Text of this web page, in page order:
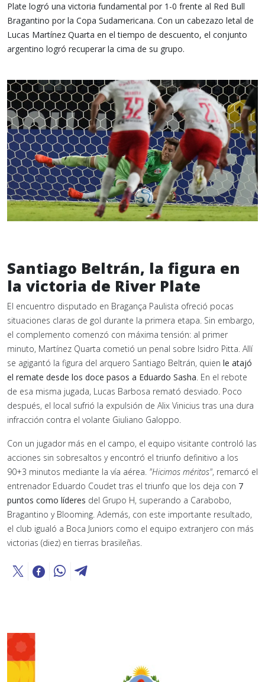
Plate logró una victoria fundamental por 1-0 frente al Red Bull
Bragantino por la Copa Sudamericana. Con un cabezazo letal de
Lucas Martínez Quarta en el tiempo de descuento, el conjunto
argentino logró recuperar la cima de su grupo.
Santiago Beltrán, la figura en
la victoria de River Plate
El encuentro disputado en Bragança Paulista ofreció pocas
situaciones claras de gol durante la primera etapa. Sin embargo,
el complemento comenzó con máxima tensión: al primer
minuto, Martínez Quarta cometió un penal sobre Isidro Pitta. Allí
se agigantó la figura del arquero Santiago Beltrán, quien le atajó
el remate desde los doce pasos a Eduardo Sasha . En el rebote
de esa misma jugada, Lucas Barbosa remató desviado. Poco
después, el local sufrió la expulsión de Alix Vinicius tras una dura
infracción contra el volante Giuliano Galoppo.
Con un jugador más en el campo, el equipo visitante controló las
acciones sin sobresaltos y encontró el triunfo definitivo a los
90+3 minutos mediante la vía aérea. "Hicimos méritos", remarcó el
entrenador Eduardo Coudet tras el triunfo que los deja con 7
puntos como líderes del Grupo H, superando a Carabobo,
Bragantino y Blooming. Además, con este importante resultado,
el club igualó a Boca Juniors como el equipo extranjero con más
victorias (diez) en tierras brasileñas.